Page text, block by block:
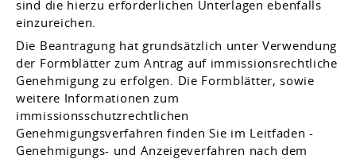
sind die hierzu erforderlichen Unterlagen ebenfalls
einzureichen.
Die Beantragung hat grundsätzlich unter Verwendung
der Formblätter zum Antrag auf immissionsrechtliche
Genehmigung zu erfolgen. Die Formblätter, sowie
weitere Informationen zum
immissionsschutzrechtlichen
Genehmigungsverfahren finden Sie im Leitfaden -
Genehmigungs- und Anzeigeverfahren nach dem